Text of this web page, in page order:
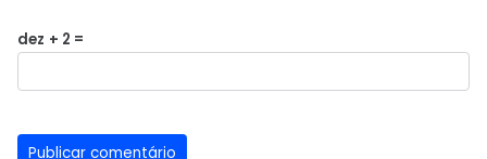
dez + 2 =